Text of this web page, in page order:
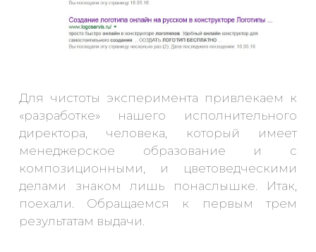
Для чистоты эксперимента привлекаем к
«разработке» нашего исполнительного
директора, человека, который имеет
менеджерское образование и с
композиционными, и цветоведческими
делами знаком лишь понаслышке. Итак,
поехали. Обращаемся к первым трем
результатам выдачи.